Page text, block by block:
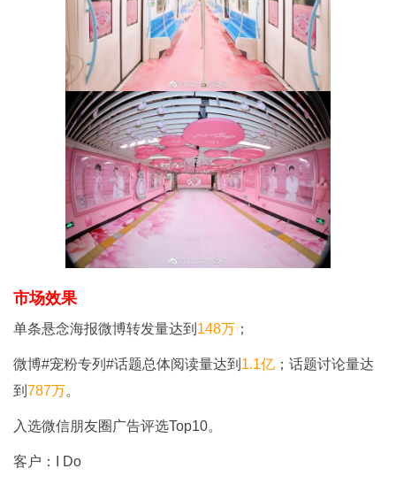
市场效果
单条悬念海报微博转发量达到 148万 ；
微博#宠粉专列#话题总体阅读量达到 1.1亿 ；话题讨论量达
到 787万。
入选微信朋友圈广告评选Top10。
客户：I Do